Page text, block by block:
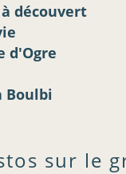
sur le
découvert
d'Ogre
Boulbi